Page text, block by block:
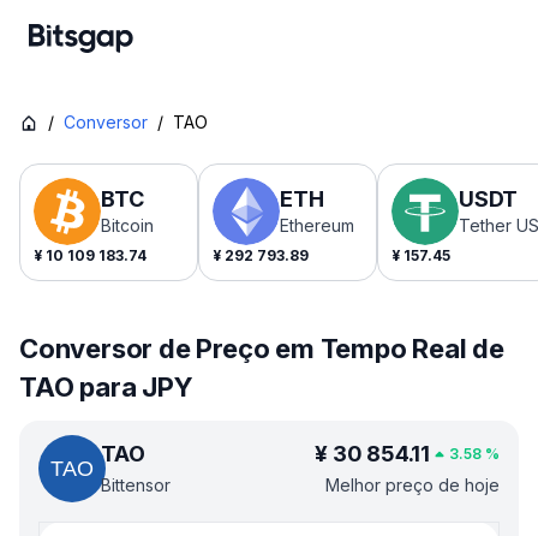
/ Conversor / TAO
BTC
Bitcoin
¥ 10 109 183.74
ETH
Ethereum
¥ 292 793.89
USDT
Tether
¥ 157.45
Conversor de Preço em Tempo Real de
TAO para JPY
TAO
Bittensor
¥ 30 854.11 3.58 %
Melhor preço de hoje